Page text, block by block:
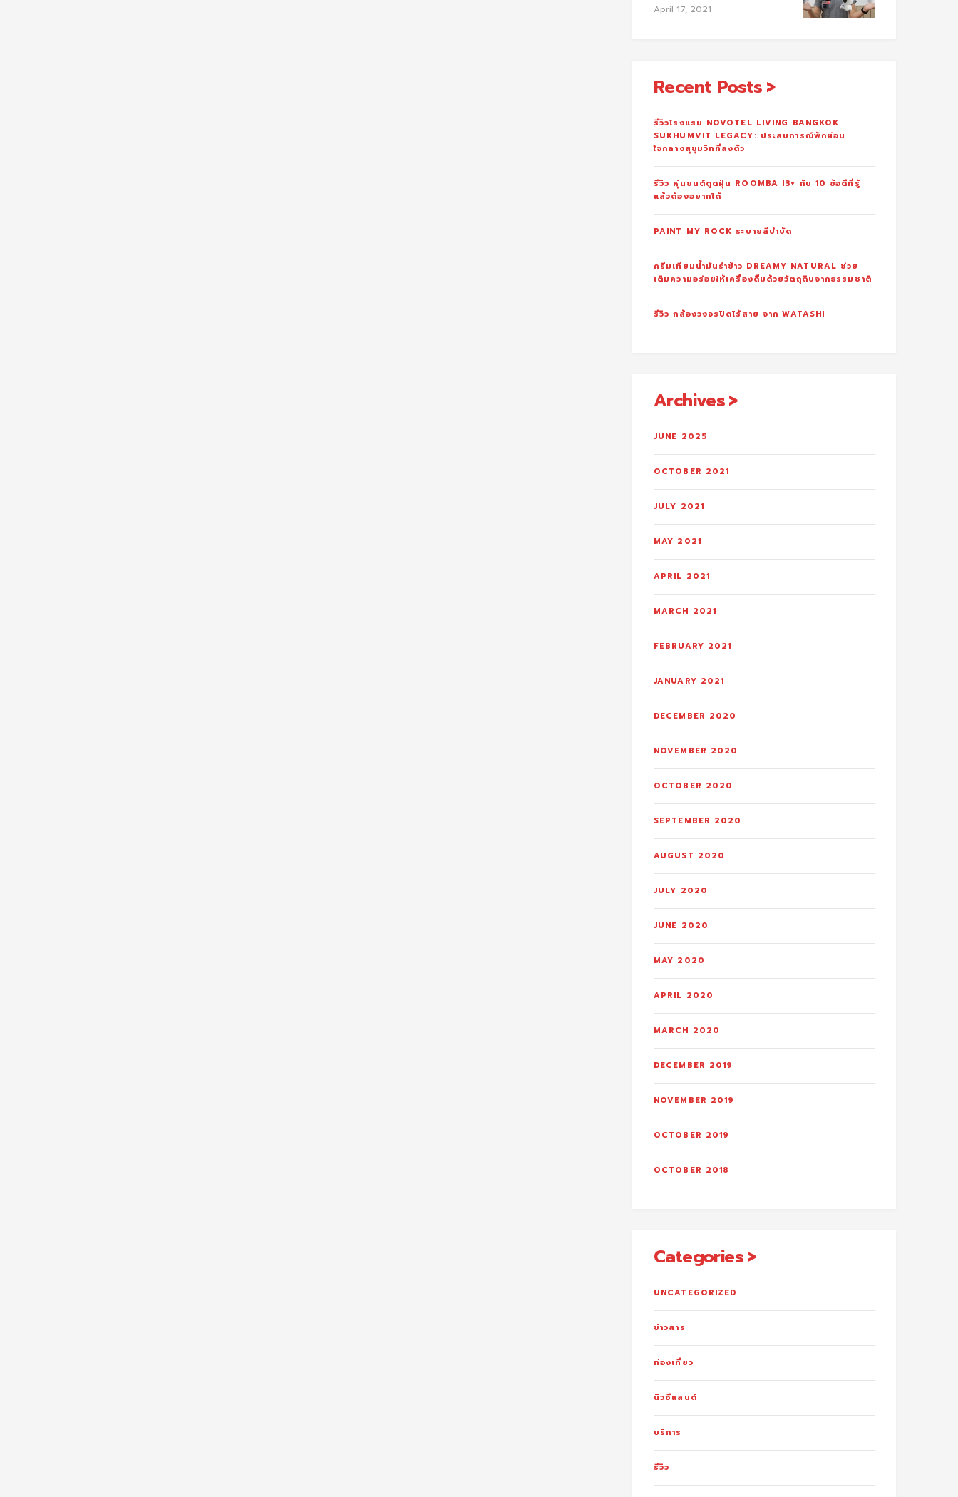
April 17, 2021
Recent Posts
รีวิวโรงแรม NOVOTEL LIVING BANGKOK
SUKHUMVIT LEGACY: ประสบการณ์พักผ่อน
ใจกลางสุขุมวิทที่ลงตัว
รีวิว หุ่นยนต์ดูดฝุ่น ROOMBA I3+ กับ 10 ข้อดีที่รู้
แล้วต้องอยากได้
PAINT MY ROCK ระบายสีบำบัด
ครีมเทียมน้ำมันรำข้าว DREAMY NATURAL ช่วย
เติมความอร่อยให้เครื่องดื่มด้วยวัตถุดิบจากธรรมชาติ
รีวิว กล้องวงจรปิดไร้สาย จาก WATASHI
Archives
JUNE 2025
OCTOBER 2021
JULY 2021
MAY 2021
APRIL 2021
MARCH 2021
FEBRUARY 2021
JANUARY 2021
DECEMBER 2020
NOVEMBER 2020
OCTOBER 2020
SEPTEMBER 2020
AUGUST 2020
JULY 2020
JUNE 2020
MAY 2020
APRIL 2020
MARCH 2020
DECEMBER 2019
NOVEMBER 2019
OCTOBER 2019
OCTOBER 2018
Categories
UNCATEGORIZED
ข่าวสาร
ท่องเที่ยว
นิวซีแลนด์
บริการ
รีวิว